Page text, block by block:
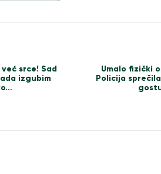
srce! Sad
izgubim
Umalo fizički
Policija